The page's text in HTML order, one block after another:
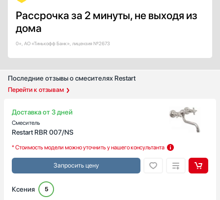
Рассрочка за 2 минуты, не выходя из
дома
0+, АО «Тинькофф Банк», лицензия №2673
Последние отзывы о смесителях Restart
Перейти к отзывам
Доставка от 3 дней
Смеситель
Restart RBR 007/NS
* Стоимость модели можно уточнить у нашего консультанта
Запросить цену
Ксения 5